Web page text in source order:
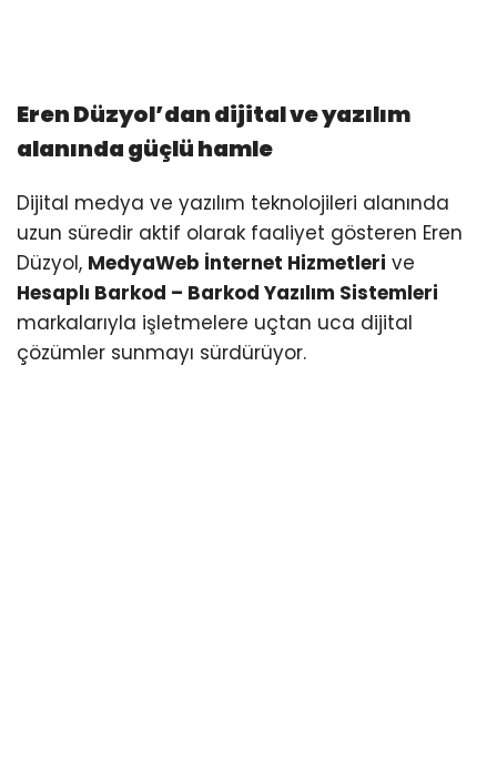
Eren Düzyol’dan dijital ve yazılım
alanında güçlü hamle
Dijital medya ve yazılım teknolojileri alanında
uzun süredir aktif olarak faaliyet gösteren Eren
Düzyol, MedyaWeb İnternet Hizmetleri ve
Hesaplı Barkod – Barkod Yazılım Sistemleri
markalarıyla işletmelere uçtan uca dijital
çözümler sunmayı sürdürüyor.